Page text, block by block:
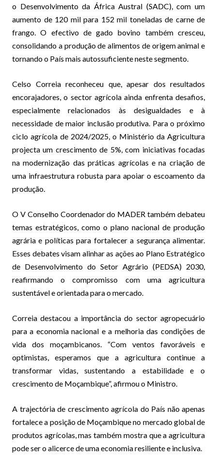
o Desenvolvimento da África Austral (SADC), com um
aumento de 120 mil para 152 mil toneladas de carne de
frango. O efectivo de gado bovino também cresceu,
consolidando a produção de alimentos de origem animal e
tornando o País mais autossuficiente neste segmento.
Celso Correia reconheceu que, apesar dos resultados
encorajadores, o sector agrícola ainda enfrenta desafios,
especialmente relacionados às desigualdades e à
necessidade de maior inclusão produtiva. Para o próximo
ciclo agrícola de 2024/2025, o Ministério da Agricultura
projecta um crescimento de 5%, com iniciativas focadas
na modernização das práticas agrícolas e na criação de
uma infraestrutura robusta para apoiar o escoamento da
produção.
O V Conselho Coordenador do MADER também debateu
temas estratégicos, como o plano nacional de produção
agrária e políticas para fortalecer a segurança alimentar.
Esses debates visam alinhar as ações ao Plano Estratégico
de Desenvolvimento do Setor Agrário (PEDSA) 2030,
reafirmando o compromisso com uma agricultura
sustentável e orientada para o mercado.
Correia destacou a importância do sector agropecuário
para a economia nacional e a melhoria das condições de
vida dos moçambicanos. “Com ventos favoráveis e
optimistas, esperamos que a agricultura continue a
transformar vidas, sustentando a estabilidade e o
crescimento de Moçambique”, afirmou o Ministro.
A trajectória de crescimento agrícola do País não apenas
fortalece a posição de Moçambique no mercado global de
produtos agrícolas, mas também mostra que a agricultura
pode ser o alicerce de uma economia resiliente e inclusiva.